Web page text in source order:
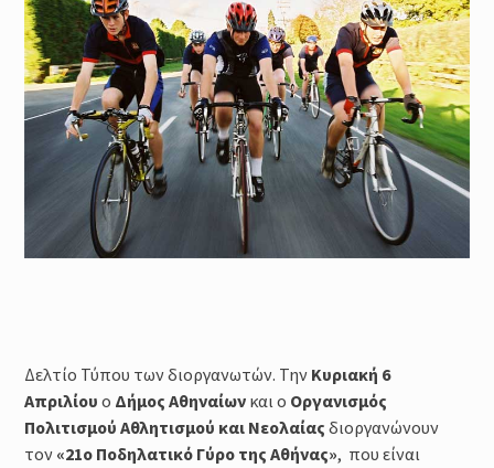
έντασης της προπόνησης :
Φυσιολογικά και Πρακτικά
Ζητήματα
Προπόνηση Τριάθλου :
Περιοδικότητα
Προπόνηση Δύναμης για αθλητές
Τριάθλου
Δελτίο Τύπου των διοργανωτών. Την Κυριακή 6
Απριλίου o Δήμος Αθηναίωνκαι ο Οργανισμός
Πολιτισμού Αθλητισμού και Νεολαίας διοργανώνουν
τον «21ο Ποδηλατικό Γύρο της Αθήνας», που είναι